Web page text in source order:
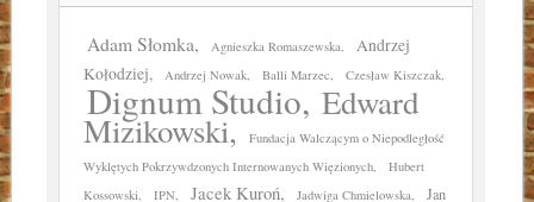
Adam Słomka Agnieszka Romaszewska
Andrzej
Kołodziej
Andrzej Nowak Balli Marzec Czesław Kiszczak
Dignum Studio Edward
Mizikowski
Fundacja Walczącym o Niepodległość
Wyklętych Pokrzywdzonych Internowanych Więzionych
Hubert
Kossowski
IPN Jacek Kuroń Jadwiga Chmielowska
Jan